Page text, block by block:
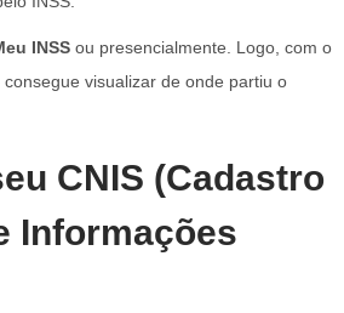
INSS ou presencialmente. Logo, com o
visualizar de onde partiu o
CNIS (Cadastro
Informações